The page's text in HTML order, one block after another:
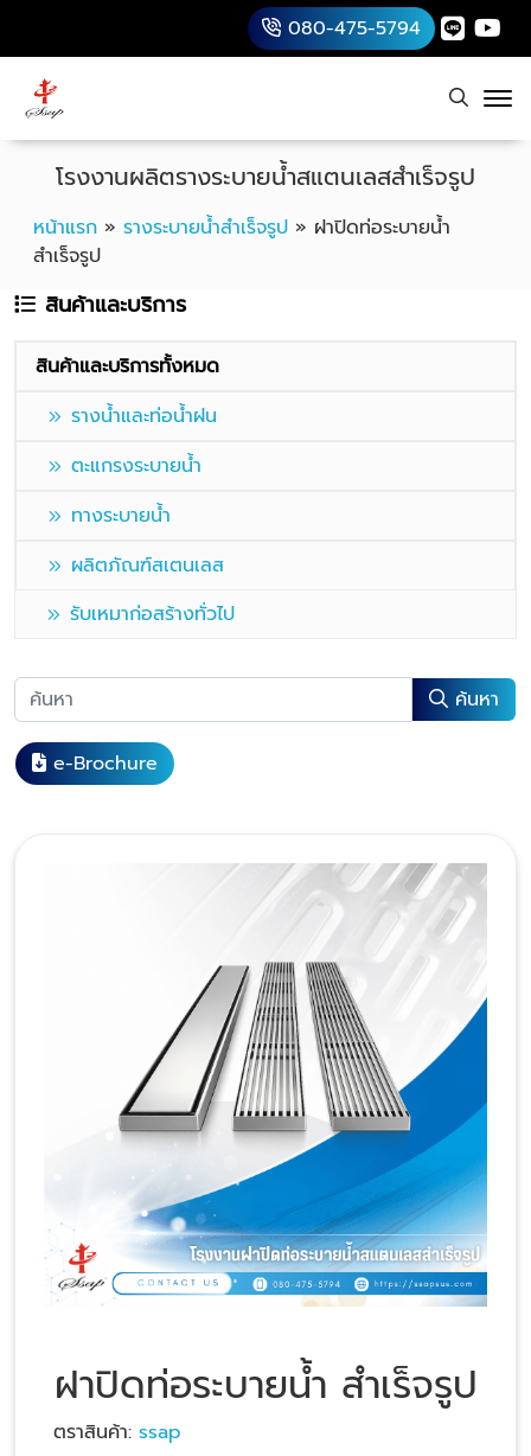
080-475-5794
หน้าแรก » รางระบายน้ำสำเร็จรูป » ฝาปิดท่อระบายน้ำ
สำเร็จรูป
โรงงานผลิตรางระบายน้ำสแตนเลสสำเร็จรูป
สินค้าและบริการ
สินค้าและบริการทั้งหมด
รางน้ำและท่อน้ำฝน
ตะแกรงระบายน้ำ
ทางระบายน้ำ
ผลิตภัณฑ์สเตนเลส
รับเหมาก่อสร้างทั่วไป
ค้นหา
e-Brochure
ฝาปิดท่อระบายน้ำ สำเร็จรูป
ตราสินค้า: ssap